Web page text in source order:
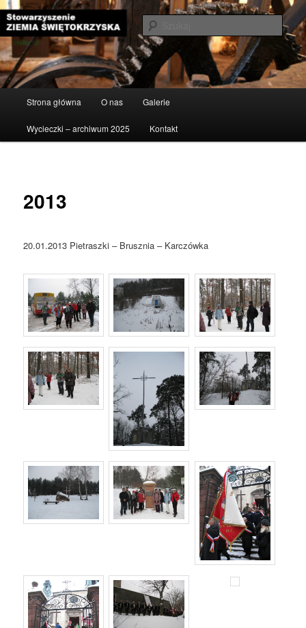
Przeskocz
do
tekstu
Stowarzyszenie Ziemia
Świętokrzyska
Strona główna O nas Galerie
Wycieczki – archiwum 2025 Kontakt
2013
20.01.2013 Pietraszki – Brusznia – Karczówka